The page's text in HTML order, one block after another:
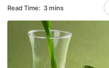
Read Time: 3 mins